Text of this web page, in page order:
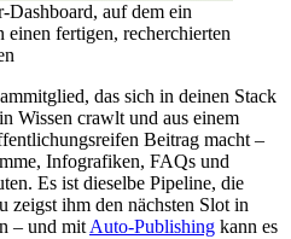
auf dem ein
fertigen, recherchierten
das sich in deinen Stack
Wissen crawlt und aus einem
Beitrag macht –
Infografiken, FAQs und
Es ist dieselbe Pipeline, die
zeigst ihm den nächsten Slot in
– und mit Auto-Publishing kann es